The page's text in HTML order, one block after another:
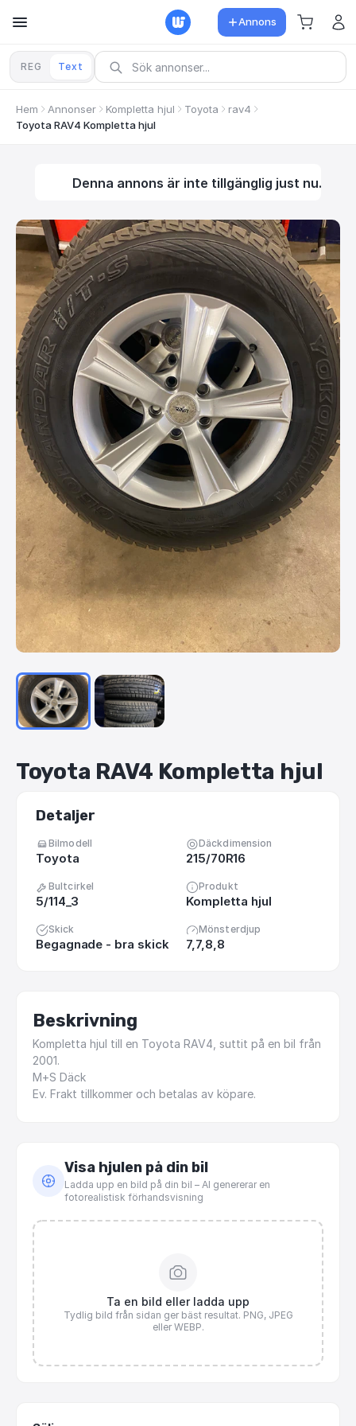
Annons
REG Text
Hem Annonser Kompletta hjul Toyota
rav4
Toyota RAV4 Kompletta hjul
Denna annons är inte tillgänglig just nu.
Toyota RAV4 Kompletta hjul
Detaljer
Bilmodell
Toyota
Däckdimension
215/70R16
Bultcirkel
5/114_3
Produkt
Kompletta hjul
Skick
Begagnade - bra skick
Mönsterdjup
7,7,8,8
Beskrivning
Kompletta hjul till en Toyota RAV4, suttit på en bil från
2001.
M+S Däck
Ev. Frakt tillkommer och betalas av köpare.
Visa hjulen på din bil
Ladda upp en bild på din bil – AI genererar en
fotorealistisk förhandsvisning
Ta en bild eller ladda upp
Tydlig bild från sidan ger bäst resultat. PNG, JPEG
eller WEBP.